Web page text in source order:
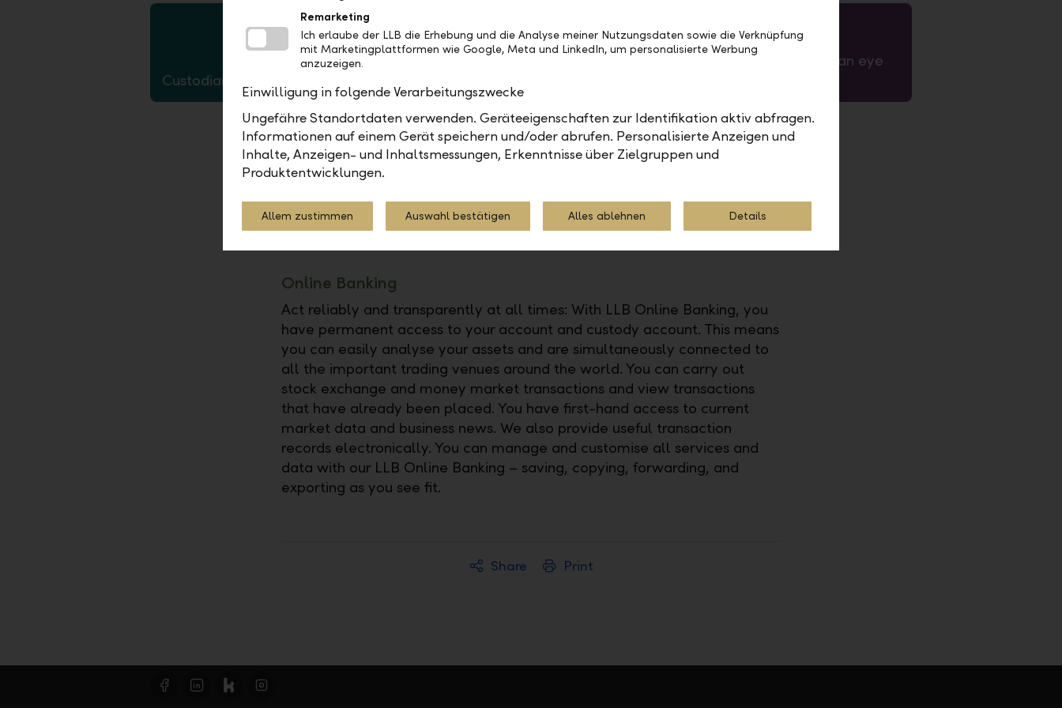
Custodian services
Compliance: We keep an eye
Immediately after settling each market or foreign exchange transaction,
Online Banking
Act reliably and transparently at all times: With LLB Online Banking, you
have permanent access to your account and custody account. This means
you can easily analyse your assets and are simultaneously connected to
all the important trading venues around the world. You can carry out
stock exchange and money market transactions and view transactions
that have already been placed. You have first-hand access to current
market data and business news. We also provide useful transaction
records electronically. You can manage and customise all services and
data with our LLB Online Banking – saving, copying, forwarding, and
exporting as you see fit.
Share Print
Remarketing
Ich erlaube der LLB die Erhebung und die Analyse meiner Nutzungsdaten sowie die Verknüpfung
mit Marketingplattformen wie Google, Meta und LinkedIn, um personalisierte Werbung
anzuzeigen.
Einwilligung in folgende Verarbeitungszwecke
Ungefähre Standortdaten verwenden. Geräteeigenschaften zur Identifikation aktiv abfragen.
Informationen auf einem Gerät speichern und/oder abrufen. Personalisierte Anzeigen und
Inhalte, Anzeigen- und Inhaltsmessungen, Erkenntnisse über Zielgruppen und
Produktentwicklungen.
Allem zustimmen Auswahl bestätigen Alles ablehnen Details